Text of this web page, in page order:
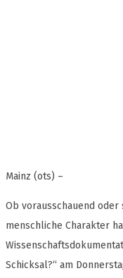
Mainz (ots) –
Ob vorausschauend
menschliche Charakter
Schicksal?“ am